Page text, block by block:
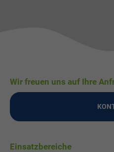
Wir freuen uns auf Ihre
Einsatzbereiche